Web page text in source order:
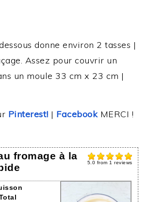
donne environ 2 tasses |
Assez pour couvrir un
un moule 33 cm x 23 cm |
Pinterest! | FacebookMERCI !
5.0 from1 reviews
fromage à la